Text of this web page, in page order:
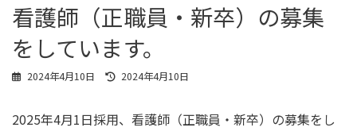
看護師（正職員・新卒）の募集
をしています。
2024年4月10日
最
新
2024年4月10日
2025年4月1日採用、看護師（正職員・新卒）の募集をし